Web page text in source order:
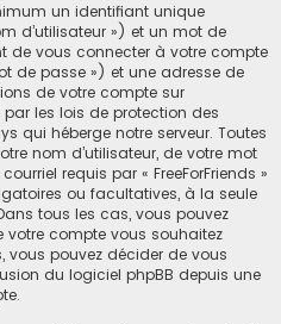
un identifiant unique
d’utilisateur ») et un mot de
de vous connecter à votre compte
de passe ») et une adresse de
de votre compte sur
par les lois de protection des
qui héberge notre serveur. Toutes
nom d’utilisateur, de votre mot
requis par « FreeForFriends »
ou facultatives, à la seule
tous les cas, vous pouvez
votre compte vous souhaitez
vous pouvez décider de vous
du logiciel phpBB depuis une